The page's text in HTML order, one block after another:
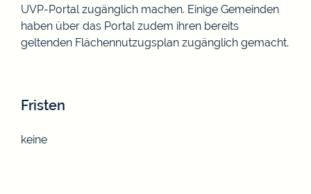
UVP-Portal zugänglich machen. Einige Gemeinden
haben über das Portal zudem ihren bereits
geltenden Flächennutzugsplan zugänglich gemacht.
Fristen
keine